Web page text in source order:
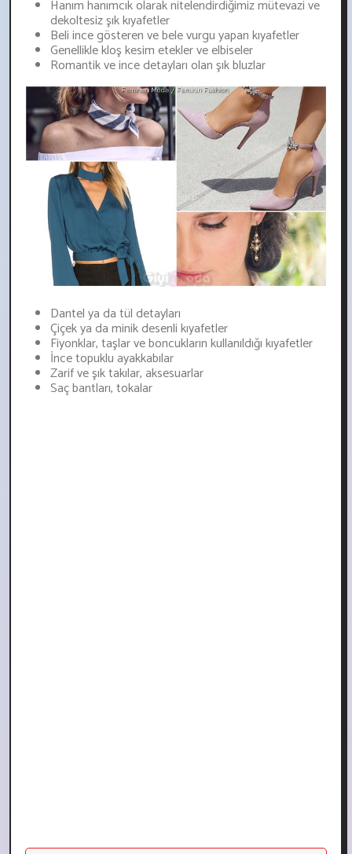
Hanım hanımcık olarak nitelendirdiğimiz mütevazi ve
dekoltesiz şık kıyafetler
Beli ince gösteren ve bele vurgu yapan kıyafetler
Genellikle kloş kesim etekler ve elbiseler
Romantik ve ince detayları olan şık bluzlar
Dantel ya da tül detayları
Çiçek ya da minik desenli kıyafetler
Fiyonklar, taşlar ve boncukların kullanıldığı kıyafetler
İnce topuklu ayakkabılar
Zarif ve şık takılar, aksesuarlar
Saç bantları, tokalar